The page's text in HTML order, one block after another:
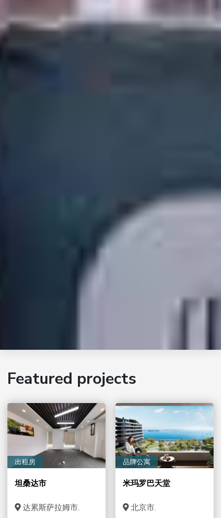
Featured projects
出租房
坦桑达市
达累斯萨拉姆市,
品牌公寓
米玛罗巴天堂
北京市,